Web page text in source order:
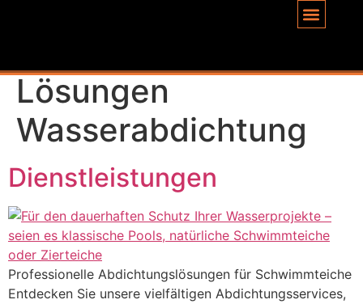
Lösungen
Wasserabdichtung
Dienstleistungen
Professionelle Abdichtungslösungen für Schwimmteiche
Entdecken Sie unsere vielfältigen Abdichtungsservices,